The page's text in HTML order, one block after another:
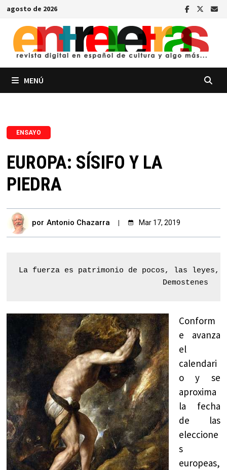
Saltar
contenido
agosto de 2026
MENÚ
ENSAYO
EUROPA: SÍSIFO Y LA
PIEDRA
por Antonio Chazarra Mar 17, 2019
La fuerza es patrimonio de pocos, las leyes,
Demostenes
Conform
e avanza
el
calendari
o y se
aproxima
la fecha
de las
eleccione
s
europeas,